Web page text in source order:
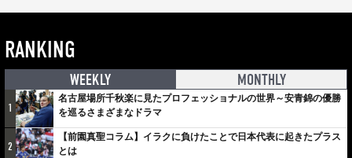
RANKING
WEEKLY MONTHLY
1
名古屋場所千秋楽に見たプロフェッショナルの世界～安青錦の優勝
を巡るさまざまなドラマ
2
【前園真聖コラム】イラクに負けたことで日本代表に起きたプラス
とは